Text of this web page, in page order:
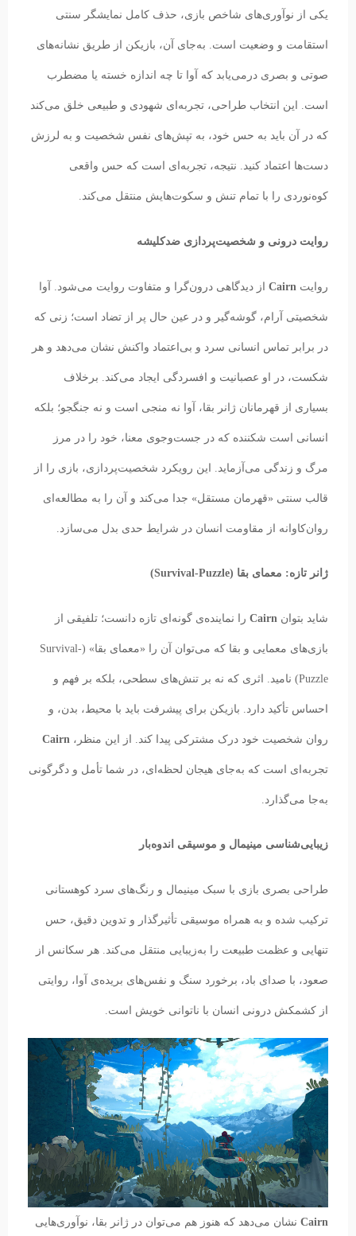
یکی از نوآوری‌های شاخص بازی، حذف کامل نمایشگر سنتی
استقامت و وضعیت است. به‌جای آن، بازیکن از طریق نشانه‌های
صوتی و بصری درمی‌یابد که آوا تا چه اندازه خسته یا مضطرب
است. این انتخاب طراحی، تجربه‌ای شهودی و طبیعی خلق می‌کند
که در آن باید به حس خود، به تپش‌های نفس شخصیت و به لرزش
دست‌ها اعتماد کنید. نتیجه، تجربه‌ای است که حس واقعی
کوه‌نوردی را با تمام تنش و سکوت‌هایش منتقل می‌کند.
روایت درونی و شخصیت‌پردازی ضدکلیشه
روایت Cairn از دیدگاهی درون‌گرا و متفاوت روایت می‌شود. آوا
شخصیتی آرام، گوشه‌گیر و در عین حال پر از تضاد است؛ زنی که
در برابر تماس انسانی سرد و بی‌اعتماد واکنش نشان می‌دهد و هر
شکست، در او عصبانیت و افسردگی ایجاد می‌کند. برخلاف
بسیاری از قهرمانان ژانر بقا، آوا نه منجی است و نه جنگجو؛ بلکه
انسانی است شکننده که در جست‌وجوی معنا، خود را در مرز
مرگ و زندگی می‌آزماید. این رویکرد شخصیت‌پردازی، بازی را از
قالب سنتی «قهرمان مستقل» جدا می‌کند و آن را به مطالعه‌ای
روان‌کاوانه از مقاومت انسان در شرایط حدی بدل می‌سازد.
ژانر تازه: معمای بقا (Survival-Puzzle)
شاید بتوان Cairn را نماینده‌ی گونه‌ای تازه دانست؛ تلفیقی از
بازی‌های معمایی و بقا که می‌توان آن را «معمای بقا» (Survival-
Puzzle) نامید. اثری که نه بر تنش‌های سطحی، بلکه بر فهم و
احساس تأکید دارد. بازیکن برای پیشرفت باید با محیط، بدن، و
روان شخصیت خود درک مشترکی پیدا کند. از این منظر، Cairn
تجربه‌ای است که به‌جای هیجان لحظه‌ای، در شما تأمل و دگرگونی
به‌جا می‌گذارد.
زیبایی‌شناسی مینیمال و موسیقی اندوه‌بار
طراحی بصری بازی با سبک مینیمال و رنگ‌های سرد کوهستانی
ترکیب شده و به همراه موسیقی تأثیرگذار و تدوین دقیق، حس
تنهایی و عظمت طبیعت را به‌زیبایی منتقل می‌کند. هر سکانس از
صعود، با صدای باد، برخورد سنگ و نفس‌های بریده‌ی آوا، روایتی
از کشمکش درونی انسان با ناتوانی خویش است.
Cairn نشان می‌دهد که هنوز هم می‌توان در ژانر بقا، نوآوری‌هایی